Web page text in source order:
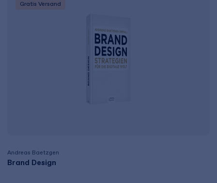
Gratis Versand
Andreas Baetzgen
Brand Design